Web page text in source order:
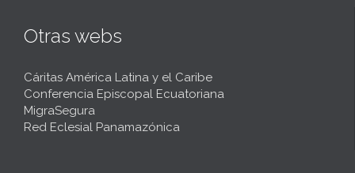
Otras webs
Cáritas América Latina y el Caribe
Conferencia Episcopal Ecuatoriana
MigraSegura
Red Eclesial Panamazónica